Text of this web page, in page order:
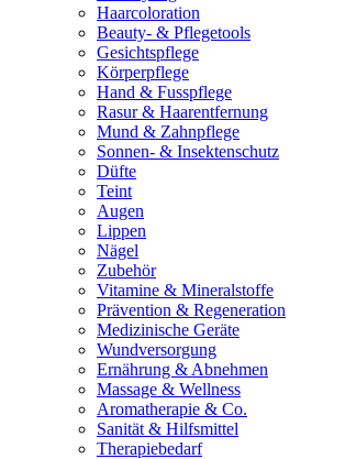
Haarcoloration
Beauty- & Pflegetools
Gesichtspflege
Körperpflege
Hand & Fusspflege
Rasur & Haarentfernung
Mund & Zahnpflege
Sonnen- & Insektenschutz
Düfte
Teint
Augen
Lippen
Nägel
Zubehör
Vitamine & Mineralstoffe
Prävention & Regeneration
Medizinische Geräte
Wundversorgung
Ernährung & Abnehmen
Massage & Wellness
Aromatherapie & Co.
Sanität & Hilfsmittel
Therapiebedarf